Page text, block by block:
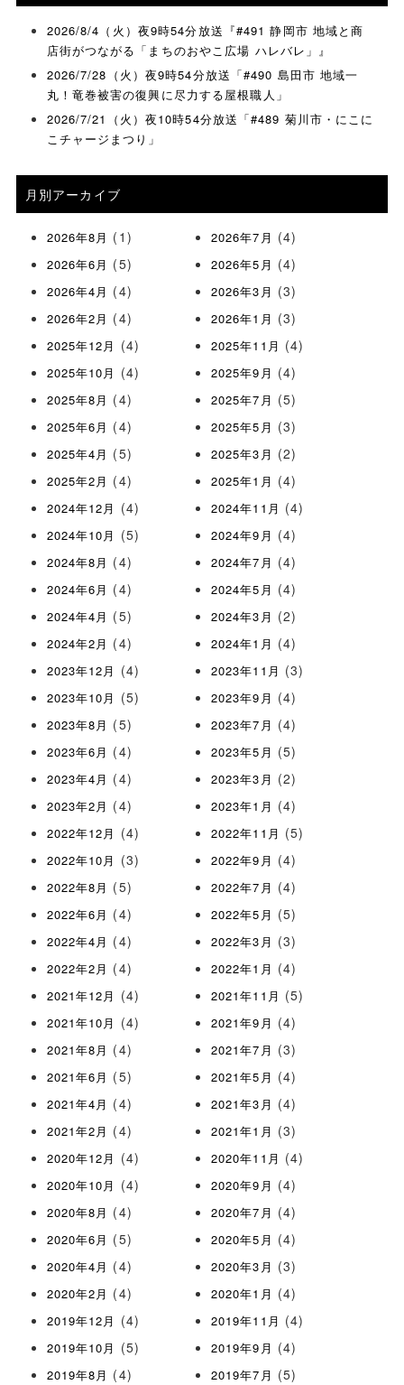
2026/8/4（火）夜9時54分放送『#491 静岡市 地域と商
店街がつながる「まちのおやこ広場 ハレバレ」』
2026/7/28（火）夜9時54分放送「#490 島田市 地域一
丸！竜巻被害の復興に尽力する屋根職人」
2026/7/21（火）夜10時54分放送「#489 菊川市・にこに
こチャージまつり」
月別アーカイブ
2026年8月 (1) 2026年7月 (4)
2026年6月 (5) 2026年5月 (4)
2026年4月 (4) 2026年3月 (3)
2026年2月 (4) 2026年1月 (3)
2025年12月 (4) 2025年11月 (4)
2025年10月 (4) 2025年9月 (4)
2025年8月 (4) 2025年7月 (5)
2025年6月 (4) 2025年5月 (3)
2025年4月 (5) 2025年3月 (2)
2025年2月 (4) 2025年1月 (4)
2024年12月 (4) 2024年11月 (4)
2024年10月 (5) 2024年9月 (4)
2024年8月 (4) 2024年7月 (4)
2024年6月 (4) 2024年5月 (4)
2024年4月 (5) 2024年3月 (2)
2024年2月 (4) 2024年1月 (4)
2023年12月 (4) 2023年11月 (3)
2023年10月 (5) 2023年9月 (4)
2023年8月 (5) 2023年7月 (4)
2023年6月 (4) 2023年5月 (5)
2023年4月 (4) 2023年3月 (2)
2023年2月 (4) 2023年1月 (4)
2022年12月 (4) 2022年11月 (5)
2022年10月 (3) 2022年9月 (4)
2022年8月 (5) 2022年7月 (4)
2022年6月 (4) 2022年5月 (5)
2022年4月 (4) 2022年3月 (3)
2022年2月 (4) 2022年1月 (4)
2021年12月 (4) 2021年11月 (5)
2021年10月 (4) 2021年9月 (4)
2021年8月 (4) 2021年7月 (3)
2021年6月 (5) 2021年5月 (4)
2021年4月 (4) 2021年3月 (4)
2021年2月 (4) 2021年1月 (3)
2020年12月 (4) 2020年11月 (4)
2020年10月 (4) 2020年9月 (4)
2020年8月 (4) 2020年7月 (4)
2020年6月 (5) 2020年5月 (4)
2020年4月 (4) 2020年3月 (3)
2020年2月 (4) 2020年1月 (4)
2019年12月 (4) 2019年11月 (4)
2019年10月 (5) 2019年9月 (4)
2019年8月 (4) 2019年7月 (5)